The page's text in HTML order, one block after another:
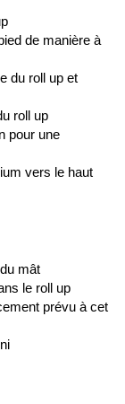
de manière à
du roll up et
roll up
pour une
vers le haut
mât
le roll up
prévu à cet